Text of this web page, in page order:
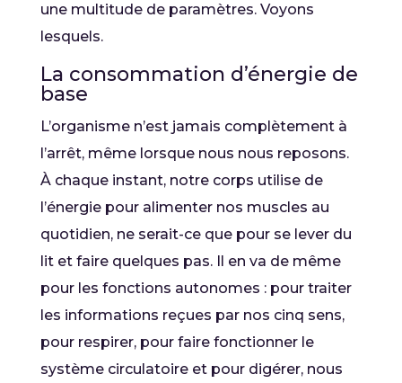
une multitude de paramètres. Voyons
lesquels.
La consommation d’énergie de
base
L’organisme n’est jamais complètement à
l’arrêt, même lorsque nous nous reposons.
À chaque instant, notre corps utilise de
l’énergie pour alimenter nos muscles au
quotidien, ne serait-ce que pour se lever du
lit et faire quelques pas. Il en va de même
pour les fonctions autonomes : pour traiter
les informations reçues par nos cinq sens,
pour respirer, pour faire fonctionner le
système circulatoire et pour digérer, nous